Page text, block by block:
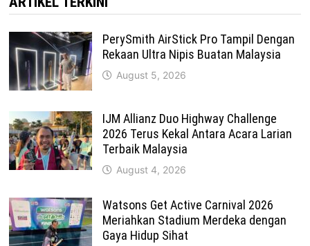
PerySmith AirStick Pro Tampil Dengan
Rekaan Ultra Nipis Buatan Malaysia
August 5, 2026
IJM Allianz Duo Highway Challenge
2026 Terus Kekal Antara Acara Larian
Terbaik Malaysia
August 4, 2026
Watsons Get Active Carnival 2026
Meriahkan Stadium Merdeka dengan
Gaya Hidup Sihat